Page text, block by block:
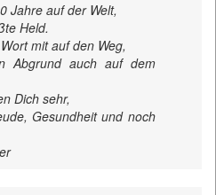
Jahre auf der Welt,
Held.
mit auf den Weg,
Abgrund auch auf dem
Dich sehr,
Gesundheit und noch